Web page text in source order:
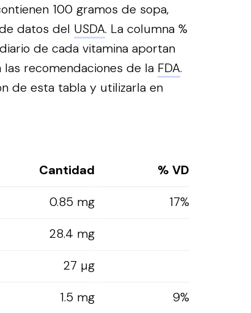
100 gramos de sopa,
datos del USDA. La columna %
de cada vitamina aportan
recomendaciones de la FDA.
de esta tabla y utilizarla en
Cantidad
% VD
0.85 mg
17%
28.4 mg
27 µg
1.5 mg
9%